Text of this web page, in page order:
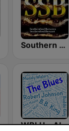
Southern Soul Blues
WBLU - All Blues Radio